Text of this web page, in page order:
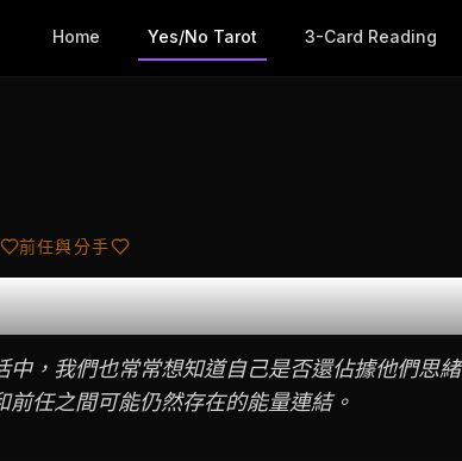
Home Yes/No Tarot 3-Card Reading
前任與分手
想我嗎？
，我們也常常想知道自己是否還佔據他們思緒
任之間可能仍然存在的能量連結。